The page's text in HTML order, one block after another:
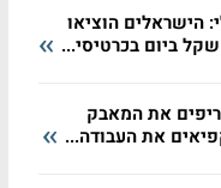
הישראלים הוציאו
את המאבק
את העבודה...